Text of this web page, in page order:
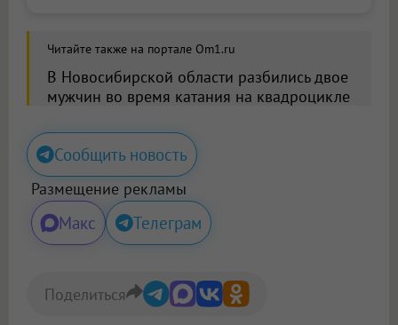
Читайте также на портале Om1.ru
В Новосибирской области разбились двое
мужчин во время катания на квадроцикле
Сообщить новость
Размещение рекламы
Макс Телеграм
Поделиться